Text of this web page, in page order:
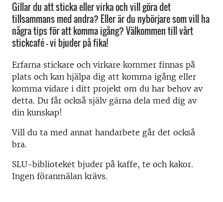
Gillar du att sticka eller virka och vill göra det
tillsammans med andra? Eller är du nybörjare som vill ha
några tips för att komma igång? Välkommen till vårt
stickcafé – vi bjuder på fika!
Erfarna stickare och virkare kommer finnas på
plats och kan hjälpa dig att komma igång eller
komma vidare i ditt projekt om du har behov av
detta. Du får också själv gärna dela med dig av
din kunskap!
Vill du ta med annat handarbete går det också
bra.
SLU-biblioteket bjuder på kaffe, te och kakor.
Ingen föranmälan krävs.